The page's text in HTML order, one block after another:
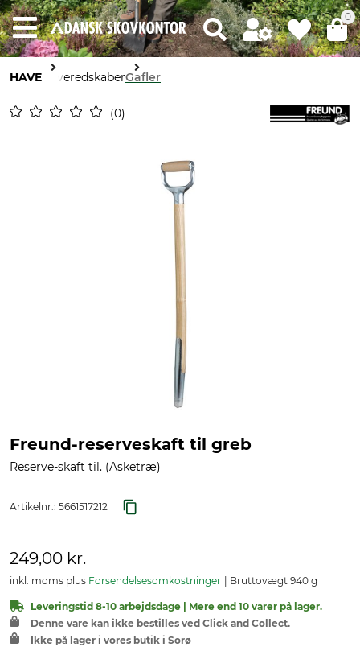
0
HAVE HaveredskaberGafler
0
Freund-reserveskaft til greb
Reserve-skaft til. (Asketræ)
Artikelnr.: 5661517212
249,00 kr.
inkl. moms plus Forsendelsesomkostninger Bruttovægt 940 g
Leveringstid 8-10 arbejdsdage | Mere end 10 varer på lager.
Denne vare kan ikke bestilles ved Click and Collect.
Ikke på lager i vores butik i Sorø